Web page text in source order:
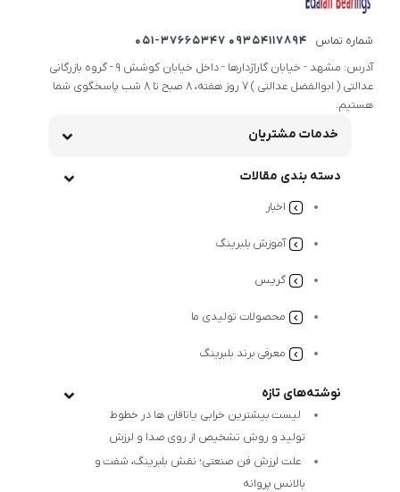
شماره تماس
09354117894 051-37665347
آدرس: مشهد - خیابان گاراژدارها - داخل خیابان کوشش 9 - گروه بازرگانی
عدالتی ( ابوالفضل عدالتی ) 7 روز هفته، 8 صبح تا 8 شب پاسخگوی شما
هستیم.
خدمات مشتریان
دسته بندی مقالات
اخبار
آموزش بلبرینگ
گریس
محصولات تولیدی ما
معرفی برند بلبرینگ
نوشته‌های تازه
لیست بیشترین خرابی‌ یاتاقان ها در خطوط
تولید و روش تشخیص از روی صدا و لرزش
علت لرزش فن صنعتی؛ نقش بلبرینگ، شفت و
بالانس پروانه